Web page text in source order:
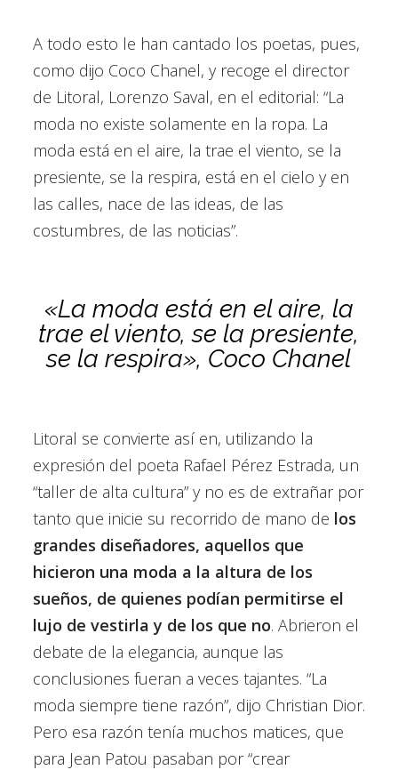
A todo esto le han cantado los poetas, pues,
como dijo Coco Chanel, y recoge el director
de Litoral, Lorenzo Saval, en el editorial: “La
moda no existe solamente en la ropa. La
moda está en el aire, la trae el viento, se la
presiente, se la respira, está en el cielo y en
las calles, nace de las ideas, de las
costumbres, de las noticias”.
«La moda está en el aire, la
trae el viento, se la presiente,
se la respira», Coco Chanel
Litoral se convierte así en, utilizando la
expresión del poeta Rafael Pérez Estrada, un
“taller de alta cultura” y no es de extrañar por
tanto que inicie su recorrido de mano de los
grandes diseñadores, aquellos que
hicieron una moda a la altura de los
sueños, de quienes podían permitirse el
lujo de vestirla y de los que no. Abrieron el
debate de la elegancia, aunque las
conclusiones fueran a veces tajantes. “La
moda siempre tiene razón”, dijo Christian Dior.
Pero esa razón tenía muchos matices, que
para Jean Patou pasaban por “crear